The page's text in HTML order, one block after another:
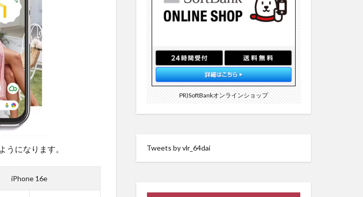
うになります。
iPhone 16e
PR)SoftBankオンラインショップ
Tweets by vlr_64dai